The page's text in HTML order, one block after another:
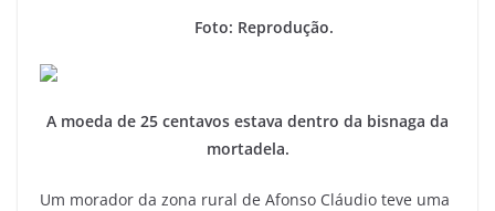
Foto: Reprodução.
A moeda de 25 centavos estava dentro da bisnaga da
mortadela.
Um morador da zona rural de Afonso Cláudio teve uma